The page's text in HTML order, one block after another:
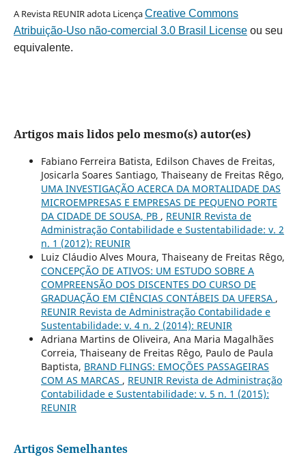
A Revista REUNIR adota LicençaCreative Commons
Atribuição-Uso não-comercial 3.0 Brasil Licenseou seu
equivalente.
Artigos mais lidos pelo mesmo(s) autor(es)
Fabiano Ferreira Batista, Edilson Chaves de Freitas,
Josicarla Soares Santiago, Thaiseany de Freitas Rêgo,
UMA INVESTIGAÇÃO ACERCA DA MORTALIDADE DAS
MICROEMPRESAS E EMPRESAS DE PEQUENO PORTE
DA CIDADE DE SOUSA, PB , REUNIR Revista de
Administração Contabilidade e Sustentabilidade: v. 2
n. 1 (2012): REUNIR
Luiz Cláudio Alves Moura, Thaiseany de Freitas Rêgo,
CONCEPÇÃO DE ATIVOS: UM ESTUDO SOBRE A
COMPREENSÃO DOS DISCENTES DO CURSO DE
GRADUAÇÃO EM CIÊNCIAS CONTÁBEIS DA UFERSA ,
REUNIR Revista de Administração Contabilidade e
Sustentabilidade: v. 4 n. 2 (2014): REUNIR
Adriana Martins de Oliveira, Ana Maria Magalhães
Correia, Thaiseany de Freitas Rêgo, Paulo de Paula
Baptista, BRAND FLINGS: EMOÇÕES PASSAGEIRAS
COM AS MARCAS , REUNIR Revista de Administração
Contabilidade e Sustentabilidade: v. 5 n. 1 (2015):
REUNIR
Artigos Semelhantes